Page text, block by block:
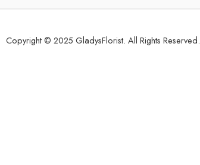
Copyright © 2025 GladysFlorist. All Rights Reserved.